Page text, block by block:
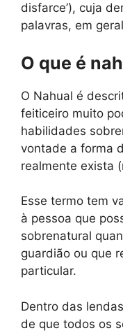
disfarce’), cuja
palavras, em
O que é
O Nahual é
feiticeiro muito
habilidades
vontade a forma
realmente exista
Esse termo tem
à pessoa que
sobrenatural
guardião ou que
particular.
Dentro das
de que todos os